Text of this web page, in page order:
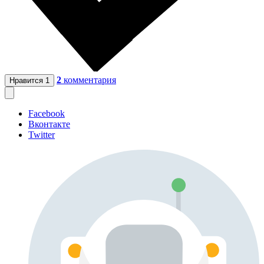
Нравится 1 2 комментария
Facebook
Вконтакте
Twitter